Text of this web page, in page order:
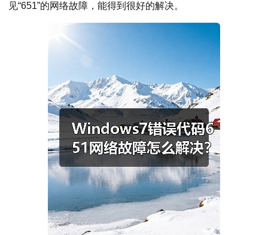
见“651”的网络故障，能得到很好的解决。